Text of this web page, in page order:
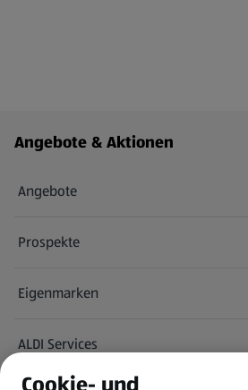
Fußzeilenmenü - weitere Links
Angebote & Aktionen
Angebote
Prospekte
Eigenmarken
ALDI Services